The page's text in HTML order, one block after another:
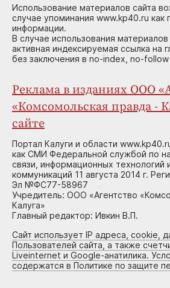
Использование материалов сайта
случае упоминания www.kp40.ru как
информации.
В случае использования материалов
активная индексируемая ссылка на
без заключения в no-index, no-follow
Реклама в изданиях ООО
«Комсомольская правда -
сайте
Портал Калуги и области
как СМИ Федеральной службой по
связи, информационных технологий
коммуникаций 11 августа 2014 г.
Эл №ФС77-58967
Учредитель: ООО «Агентство
Калуга»
Главный редактор: Ивкин В.П.
Сайт использует IP адреса, cookie,
Пользователей сайта, а также
Liveinternet и Google-анатилика.
содержатся в Политике по защите